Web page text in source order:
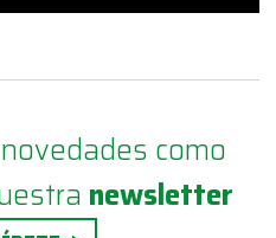
como
newsletter